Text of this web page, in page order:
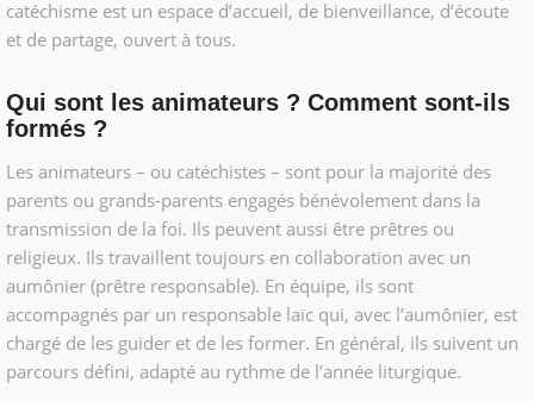
catéchisme est un espace d’accueil, de bienveillance, d’écoute
et de partage, ouvert à tous.
Qui sont les animateurs ? Comment sont-ils
formés ?
Les animateurs – ou catéchistes – sont pour la majorité des
parents ou grands-parents engagés bénévolement dans la
transmission de la foi. Ils peuvent aussi être prêtres ou
religieux. Ils travaillent toujours en collaboration avec un
aumônier (prêtre responsable). En équipe, ils sont
accompagnés par un responsable laïc qui, avec l’aumônier, est
chargé de les guider et de les former. En général, ils suivent un
parcours défini, adapté au rythme de l’année liturgique.